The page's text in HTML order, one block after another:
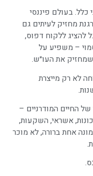
בעולם פיננסי
מחזיק לעיתים גם
ללקוח דפוס,
– משפיע על
את העו״ש.
לא רק מייצרת
החיים המודרניים –
אשראי, השקעות,
אחת ברורה, לא מוכר